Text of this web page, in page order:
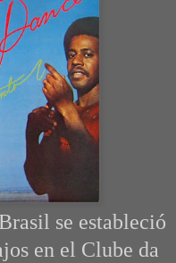
se estableció
en el Clube da